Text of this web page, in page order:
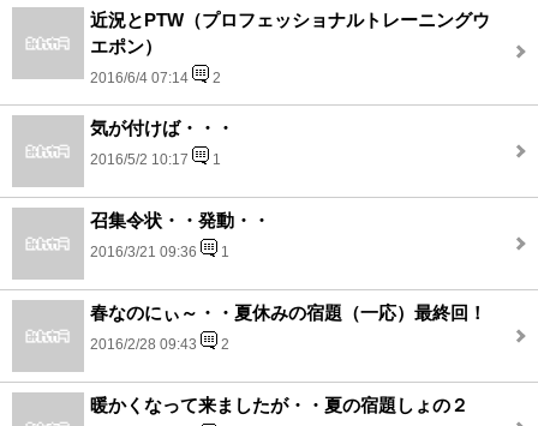
近況とPTW（プロフェッショナルトレーニングウ
エポン）
2016/6/4 07:14 2
気が付けば・・・
2016/5/2 10:17 1
召集令状・・発動・・
2016/3/21 09:36 1
春なのにぃ～・・夏休みの宿題（一応）最終回！
2016/2/28 09:43 2
暖かくなって来ましたが・・夏の宿題しょの２